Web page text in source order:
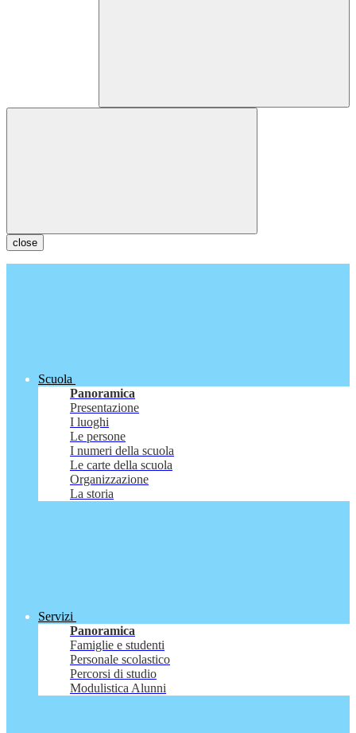
close
Scuola
Panoramica
Presentazione
I luoghi
Le persone
I numeri della scuola
Le carte della scuola
Organizzazione
La storia
Servizi
Panoramica
Famiglie e studenti
Personale scolastico
Percorsi di studio
Modulistica Alunni